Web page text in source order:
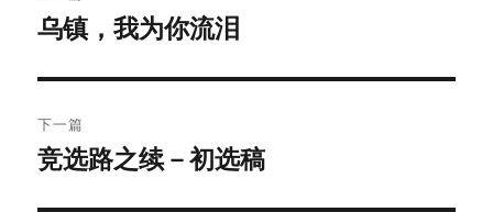
章
航
上
文
章：
乌镇，我为你流泪
下一篇
下
竞选路之续－初选稿